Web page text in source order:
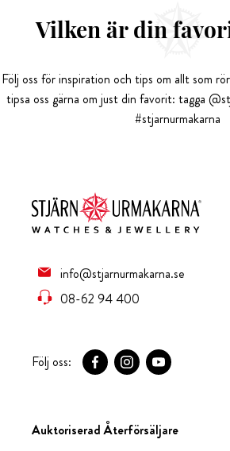
Vilken är din
Följ oss för inspiration och tips om allt som
tipsa oss gärna om just din favorit: tagga
#stjarnurmakarna
info@stjarnurmakarna.se
08-62 94 400
Följ oss:
Auktoriserad Återförsäljare